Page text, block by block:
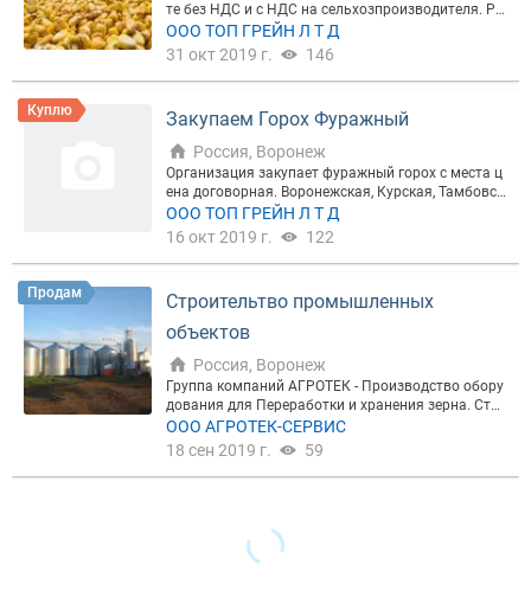
те без НДС и с НДС на сельхозпроизводителя. Ра
ссматриваются Воронежская, Липецкая, Тамбовс
кая и Орловская области.Цена договорная.
ООО ТОП ГРЕЙН Л Т Д
31 окт 2019 г.
146
Куплю Закупаем Горох Фуражный
Россия, Воронеж
Организация закупает фуражный горох с места ц
ена договорная. Воронежская, Курская, Тамбовск
ая, Липецкая области: Влажность до 14%; Сор до
3%! На всю продукцию 100% предоплата, работае
е все обсудим!
ООО ТОП ГРЕЙН Л Т Д
16 окт 2019 г.
122
Продам
Строительтво промышленных
объектов
Россия, Воронеж
Группа компаний АГРОТЕК - Производство обору
дования для Переработки и хранения зерна. Стро
ительство элеваторов, комбикормовых заводов,
ЗАВ и КЗС
ООО АГРОТЕК-СЕРВИС
18 сен 2019 г.
59